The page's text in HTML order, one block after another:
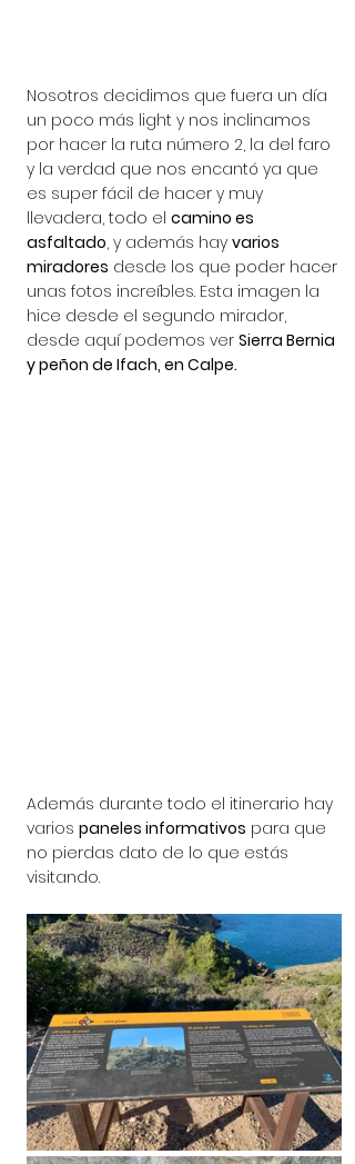
Nosotros decidimos que fuera un día
un poco más light y nos inclinamos
por hacer la ruta número 2, la del faro
y la verdad que nos encantó ya que
es super fácil de hacer y muy
llevadera, todo el camino es
asfaltado, y además hay varios
miradores desde los que poder hacer
unas fotos increíbles. Esta imagen la
hice desde el segundo mirador,
desde aquí podemos ver Sierra Bernia
y peñon de Ifach, en Calpe.
Además durante todo el itinerario hay
varios paneles informativos para que
no pierdas dato de lo que estás
visitando.